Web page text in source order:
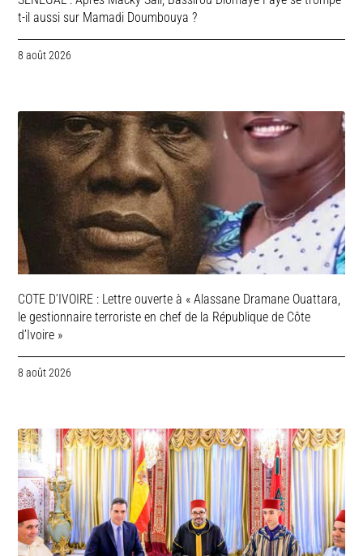
t-il aussi sur Mamadi Doumbouya ?
8 août 2026
COTE D’IVOIRE : Lettre ouverte à « Alassane Dramane Ouattara,
le gestionnaire terroriste en chef de la République de Côte
d’Ivoire »
8 août 2026